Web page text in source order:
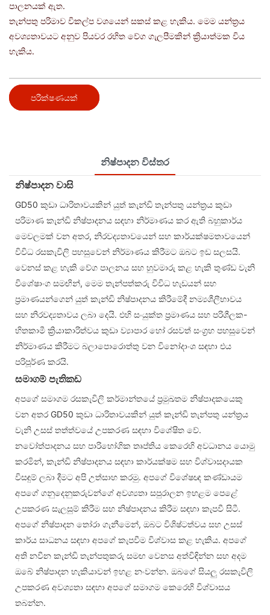
පාලනයක් ඇත.
තැන්පතු පරිමාව විකල්ප වශයෙන් සකස් කළ හැකිය. මෙම යන්ත්‍රය
අවශ්‍යතාවයට අනුව පියවර රහිත වේග ගැලපීමකින් ක්‍රියාත්මක විය
හැකිය.
පරීක්ෂණයක්
නිෂ්පාදන විස්තර
නිෂ්පාදන වාසි
GD50 කුඩා ධාරිතාවයකින් යුත් කැන්ඩි තැන්පතු යන්ත්‍රය කුඩා
පරිමාණ කැන්ඩි නිෂ්පාදනය සඳහා නිර්මාණය කර ඇති බහුකාර්ය
මෙවලමක් වන අතර, නිරවද්‍යතාවයෙන් සහ කාර්යක්ෂමතාවයෙන්
විවිධ රසකැවිලි පහසුවෙන් නිර්මාණය කිරීමට ඔබට ඉඩ සලසයි.
වෙනස් කළ හැකි වේග පාලනය සහ හුවමාරු කළ හැකි තුණ්ඩ වැනි
විශේෂාංග සමඟින්, මෙම තැන්පත්කරු විවිධ හැඩයන් සහ
ප්‍රමාණයන්ගෙන් යුත් කැන්ඩි නිෂ්පාදනය කිරීමේදී නම්‍යශීලීභාවය
සහ නිරවද්‍යතාවය ලබා දෙයි. එහි සංයුක්ත ප්‍රමාණය සහ පරිශීලක-
හිතකාමී ක්‍රියාකාරිත්වය කුඩා ව්‍යාපාර හෝ රසවත් සංග්‍රහ පහසුවෙන්
නිර්මාණය කිරීමට බලාපොරොත්තු වන විනෝදාංශ සඳහා එය
පරිපූර්ණ කරයි.
සමාගම් පැතිකඩ
අපගේ සමාගම රසකැවිලි කර්මාන්තයේ ප්‍රමුඛතම නිෂ්පාදකයෙකු
වන අතර GD50 කුඩා ධාරිතාවයකින් යුත් කැන්ඩි තැන්පතු යන්ත්‍රය
වැනි උසස් තත්ත්වයේ උපකරණ සඳහා විශේෂිත වේ.
නවෝත්පාදනය සහ පාරිභෝගික තෘප්තිය කෙරෙහි අවධානය යොමු
කරමින්, කැන්ඩි නිෂ්පාදනය සඳහා කාර්යක්ෂම සහ විශ්වාසදායක
විසඳුම් ලබා දීමට අපි උත්සාහ කරමු. අපගේ විශේෂඥ කණ්ඩායම
අපගේ ගනුදෙනුකරුවන්ගේ අවශ්‍යතා සපුරාලන ඉහළම පෙළේ
උපකරණ සැලසුම් කිරීම සහ නිෂ්පාදනය කිරීම සඳහා කැපවී සිටී.
අපගේ නිෂ්පාදන තෝරා ගැනීමෙන්, ඔබට විශිෂ්ටත්වය සහ උසස්
කාර්ය සාධනය සඳහා අපගේ කැපවීම විශ්වාස කළ හැකිය. අපගේ
අති නවීන කැන්ඩි තැන්පතුකරු සමඟ වෙනස අත්විඳින්න සහ අදම
ඔබේ නිෂ්පාදන හැකියාවන් ඉහළ නංවන්න. ඔබගේ සියලු රසකැවිලි
උපකරණ අවශ්‍යතා සඳහා අපගේ සමාගම කෙරෙහි විශ්වාසය
තබන්න.